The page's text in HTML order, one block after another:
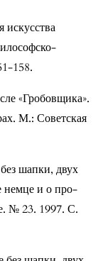
158.
«Гробовщика».
М.: Советская
шапки, двух
немце и о про-
№ 23. 1997. С.